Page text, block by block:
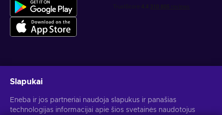
Atšaukti prenumeratą gali bet kada. Daugiau informacijos rasi
Slapukai
Eneba ir jos partneriai naudoja slapukus ir panašias
technologijas informacijai apie šios svetainės naudotojus